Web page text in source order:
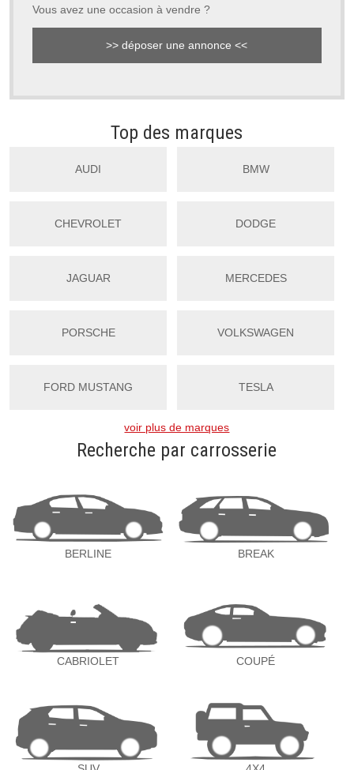
Vous avez une occasion à vendre ?
>> déposer une annonce <<
Top des marques
AUDI BMW
CHEVROLET DODGE
JAGUAR MERCEDES
PORSCHE VOLKSWAGEN
FORD MUSTANG TESLA
voir plus de marques
Recherche par carrosserie
BERLINE BREAK
CABRIOLET COUPÉ